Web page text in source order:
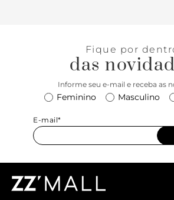
Fique por
das
Informe seu e-mail e receba as
Feminino Masculino
E-mail*